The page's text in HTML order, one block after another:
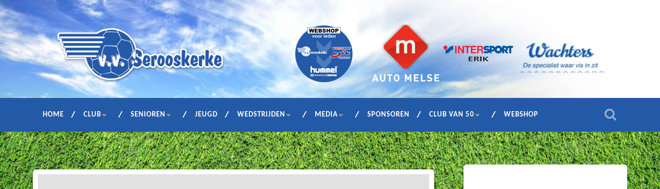
HOME CLUB SENIOREN JEUGD WEDSTRIJDEN MEDIA SPONSOREN CLUB VAN 50 WEBSHOP